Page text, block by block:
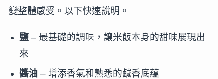
變整體感受。以下快速說明。
鹽 – 最基礎的調味，讓米飯本身的甜味展現出
來
醬油 – 增添香氣和熟悉的鹹香底蘊